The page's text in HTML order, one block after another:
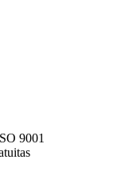
9001